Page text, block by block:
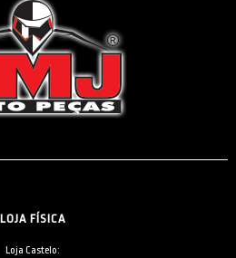
LOJA FÍSICA
Loja Castelo: